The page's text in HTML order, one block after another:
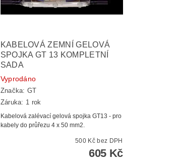
KABELOVÁ ZEMNÍ GELOVÁ
SPOJKA GT 13 KOMPLETNÍ
SADA
Vyprodáno
Značka:GT
Záruka: 1 rok
Kabelová zalévací gelová spojka GT13 - pro
kabely do průřezu 4 x 50 mm2.
500 Kč bez DPH
605 Kč